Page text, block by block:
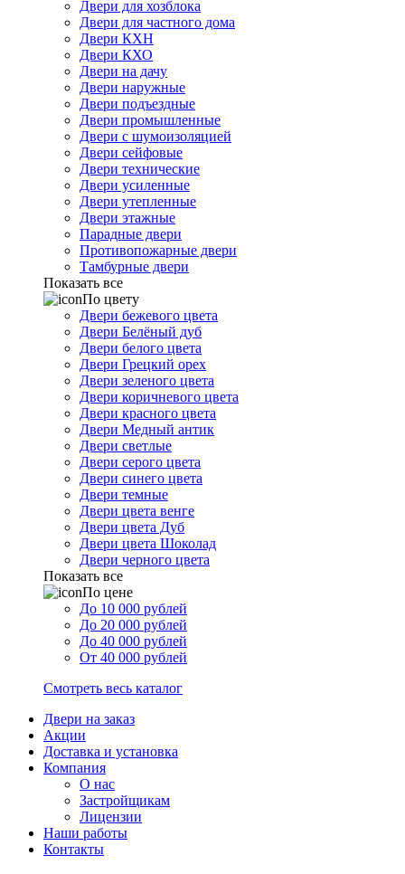
Двери для хозблока
Двери для частного дома
Двери КХН
Двери КХО
Двери на дачу
Двери наружные
Двери подъездные
Двери промышленные
Двери с шумоизоляцией
Двери сейфовые
Двери технические
Двери усиленные
Двери утепленные
Двери этажные
Парадные двери
Противопожарные двери
Тамбурные двери
Показать все
По цвету
Двери бежевого цвета
Двери Белёный дуб
Двери белого цвета
Двери Грецкий орех
Двери зеленого цвета
Двери коричневого цвета
Двери красного цвета
Двери Медный антик
Двери светлые
Двери серого цвета
Двери синего цвета
Двери темные
Двери цвета венге
Двери цвета Дуб
Двери цвета Шоколад
Двери черного цвета
Показать все
По цене
До 10 000 рублей
До 20 000 рублей
До 40 000 рублей
От 40 000 рублей
Смотреть весь каталог
Двери на заказ
Акции
Доставка и установка
Компания
О нас
Застройщикам
Лицензии
Наши работы
Контакты